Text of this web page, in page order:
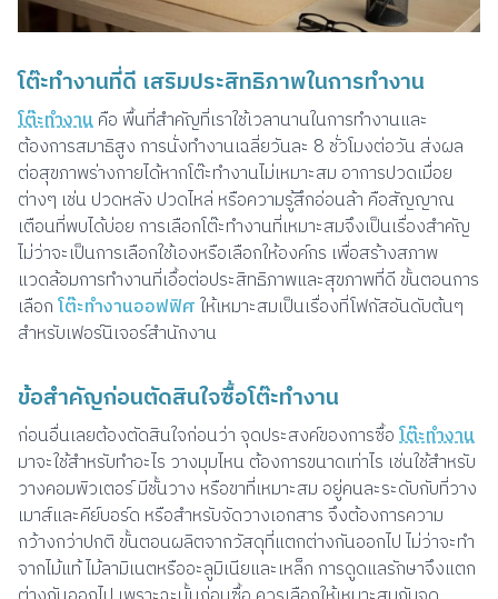
โต๊ะทำงานที่ดี เสริมประสิทธิภาพในการทำงาน
โต๊ะทำงานคือ พื้นที่สำคัญที่เราใช้เวลานานในการทำงานและ
ต้องการสมาธิสูง การนั่งทำงานเฉลี่ยวันละ 8 ชั่วโมงต่อวัน ส่งผล
ต่อสุขภาพร่างกายได้หากโต๊ะทำงานไม่เหมาะสม อาการปวดเมื่อย
ต่างๆ เช่น ปวดหลัง ปวดไหล่ หรือความรู้สึกอ่อนล้า คือสัญญาณ
เตือนที่พบได้บ่อย การเลือกโต๊ะทำงานที่เหมาะสมจึงเป็นเรื่องสำคัญ
ไม่ว่าจะเป็นการเลือกใช้เองหรือเลือกให้องค์กร เพื่อสร้างสภาพ
แวดล้อมการทำงานที่เอื้อต่อประสิทธิภาพและสุขภาพที่ดี ขั้นตอนการ
เลือกโต๊ะทำงานออฟฟิศให้เหมาะสมเป็นเรื่องที่โฟกัสอันดับต้นๆ
สำหรับเฟอร์นิเจอร์สำนักงาน
ข้อสำคัญก่อนตัดสินใจซื้อโต๊ะทำงาน
ก่อนอื่นเลยต้องตัดสินใจก่อนว่า จุดประสงค์ของการซื้อโต๊ะทำงาน
มาจะใช้สำหรับทำอะไร วางมุมไหน ต้องการขนาดเท่าไร เช่นใช้สำหรับ
วางคอมพิวเตอร์ มีชั้นวาง หรือขาที่เหมาะสม อยู่คนละระดับกับที่วาง
เมาส์และคีย์บอร์ด หรือสำหรับจัดวางเอกสาร จึงต้องการความ
กว้างกว่าปกติ ขั้นตอนผลิตจากวัสดุที่แตกต่างกันออกไป ไม่ว่าจะทำ
จากไม้แท้ ไม้ลามิเนตหรืออะลูมิเนียและเหล็ก การดูดแลรักษาจึงแตก